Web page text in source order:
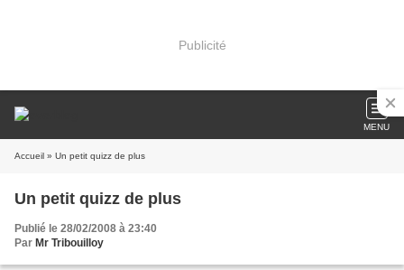
Publicité
MENU
Accueil » Un petit quizz de plus
Un petit quizz de plus
Publié le 28/02/2008 à 23:40
Par Mr Tribouilloy